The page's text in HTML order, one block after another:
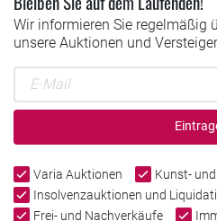
Wir informieren Sie regelmäßig
unsere Auktionen und
Varia Auktionen
Kunst-
Insolvenzauktionen und
Frei- und Nachverkäufe